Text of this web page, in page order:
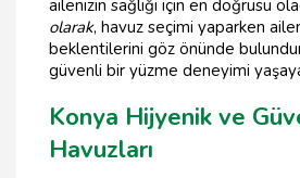
ailenizin sağlığı için en doğrusu
olarak, havuz seçimi yaparken
beklentilerini göz önünde
güvenli bir yüzme deneyimi
Konya Hijyenik ve
Havuzları